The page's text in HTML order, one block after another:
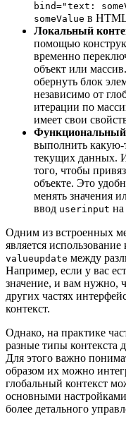
bind="text:
someValue в
Локальный
помощью
временно
объект или
обернуть блок
независимо от
итерации по
имеет свои
Функциональный
выполнить
текущих данных.
того, чтобы
объекте. Это
менять значения
ввод userinput
Одним из встроенных
является
valueupdate между
Например, если у вас
значение, и вам нужно,
других частях
контекст.
Однако, на практике
разные типы контекста
Для этого важно
образом их можно
глобальный контекст
основными
более детального